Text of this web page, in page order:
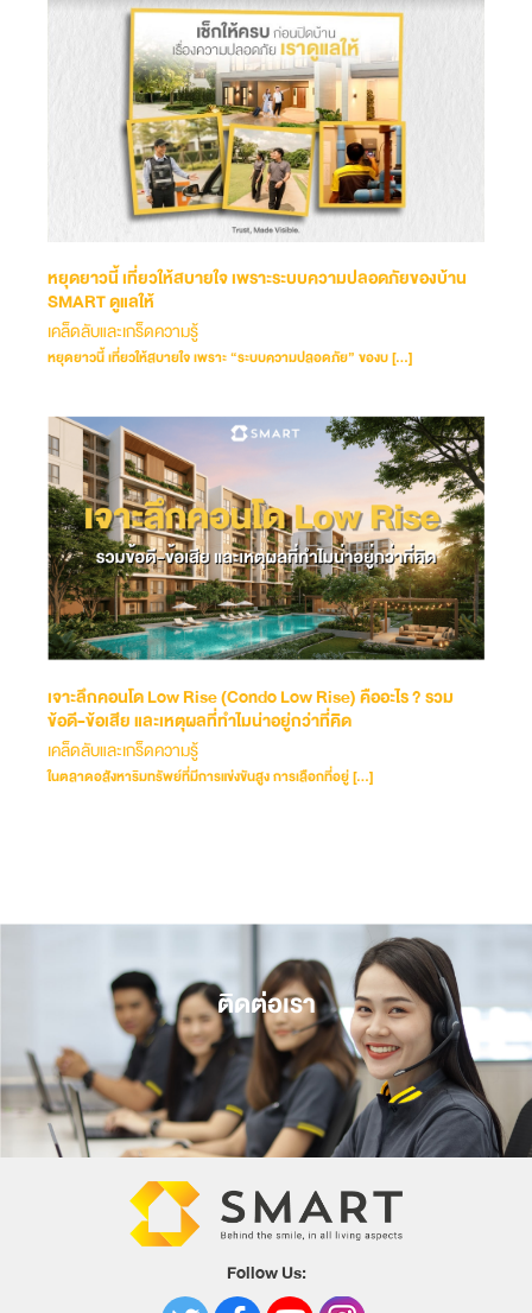
หยุดยาวนี้ เที่ยวให้สบายใจ เพราะระบบความปลอดภัยของบ้าน
SMART ดูแลให้
เคล็ดลับและเกร็ดความรู้
หยุดยาวนี้ เที่ยวให้สบายใจ เพราะ “ระบบความปลอดภัย” ของบ […]
เจาะลึกคอนโด Low Rise (Condo Low Rise) คืออะไร ? รวม
ข้อดี-ข้อเสีย และเหตุผลที่ทำไมน่าอยู่กว่าที่คิด
เคล็ดลับและเกร็ดความรู้
ในตลาดอสังหาริมทรัพย์ที่มีการแข่งขันสูง การเลือกที่อยู่ […]
ติดต่อเรา
Follow Us: